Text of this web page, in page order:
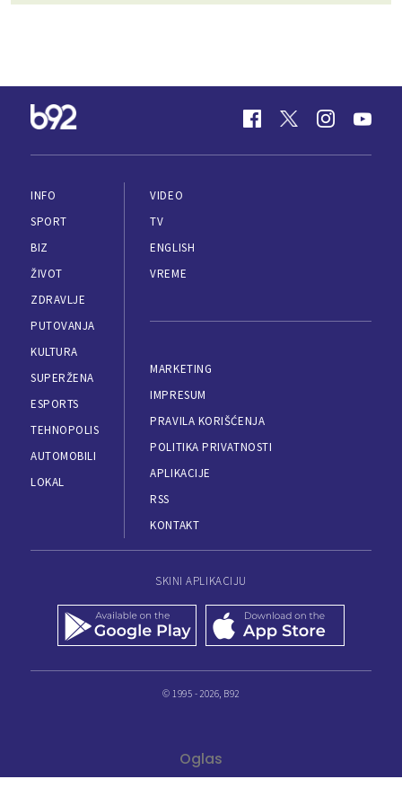
INFO
SPORT
BIZ
ŽIVOT
ZDRAVLJE
PUTOVANJA
KULTURA
SUPERŽENA
ESPORTS
TEHNOPOLIS
AUTOMOBILI
LOKAL
VIDEO
TV
ENGLISH
VREME
MARKETING
IMPRESUM
PRAVILA KORIŠĆENJA
POLITIKA PRIVATNOSTI
APLIKACIJE
RSS
KONTAKT
SKINI APLIKACIJU
© 1995 - 2026, B92